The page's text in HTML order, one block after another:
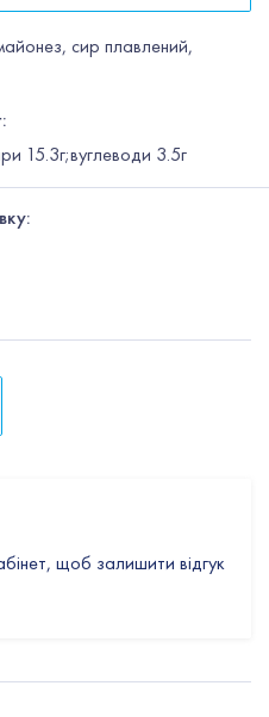
сир плавлений,
15.3г;вуглеводи 3.5г
щоб залишити відгук